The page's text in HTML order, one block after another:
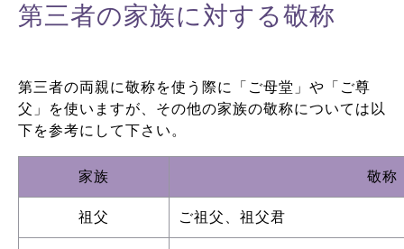
第三者の家族に対する敬称
第三者の両親に敬称を使う際に「ご母堂」や「ご尊
父」を使いますが、その他の家族の敬称については以
下を参考にして下さい。
家族 敬称
祖父 ご祖父、祖父君